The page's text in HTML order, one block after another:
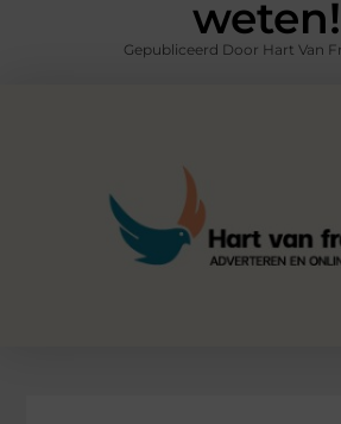
weten!
Gepubliceerd Door Hart Van